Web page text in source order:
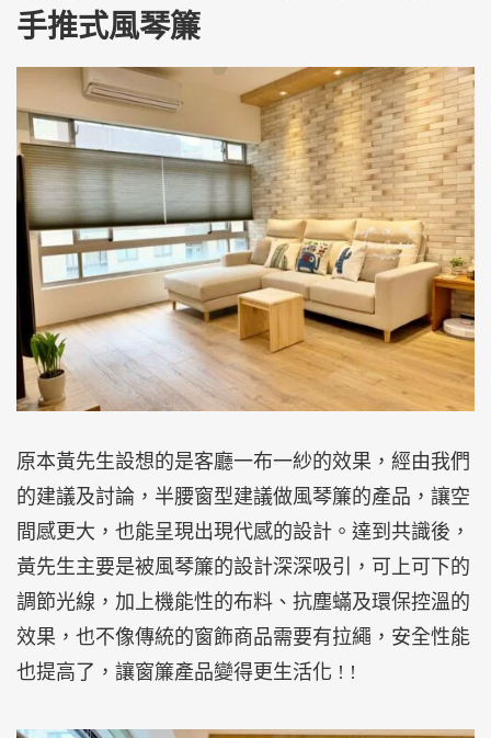
手推式風琴簾
原本黃先生設想的是客廳一布一紗的效果，經由我們
的建議及討論，半腰窗型建議做風琴簾的產品，讓空
間感更大，也能呈現出現代感的設計。達到共識後，
黃先生主要是被風琴簾的設計深深吸引，可上可下的
調節光線，加上機能性的布料、抗塵蟎及環保控溫的
效果，也不像傳統的窗飾商品需要有拉繩，安全性能
也提高了，讓窗簾產品變得更生活化 ! !